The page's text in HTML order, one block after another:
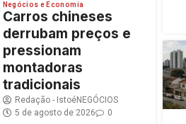
Negócios e Economia
Carros chineses
derrubam preços e
pressionam
montadoras
tradicionais
Redação - IstoéNEGÓCIOS
5 de agosto de 2026
0